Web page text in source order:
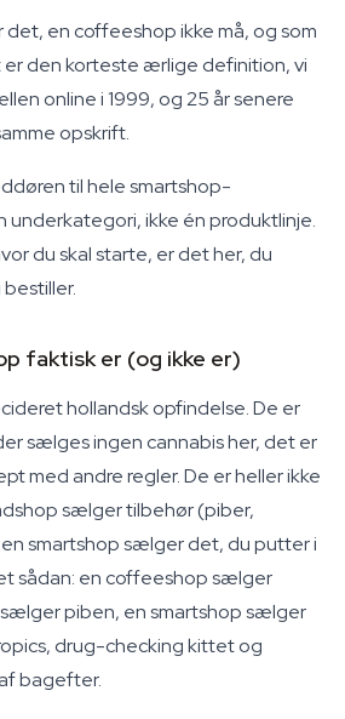
en coffeeshop ikke må, og som
er den korteste ærlige definition, vi
online i 1999, og 25 år senere
opskrift.
til hele smartshop-
underkategori, ikke én produktlinje.
du skal starte, er det her, du
faktisk er (og ikke er)
hollandsk opfindelse. De er
sælges ingen cannabis her, det er
med andre regler. De er heller ikke
sælger tilbehør (piber,
smartshop sælger det, du putter i
sådan: en coffeeshop sælger
piben, en smartshop sælger
drug-checking kittet og
bagefter.